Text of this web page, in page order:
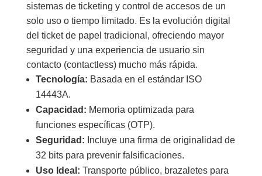
sistemas de ticketing y control de accesos de un
solo uso o tiempo limitado. Es la evolución digital
del ticket de papel tradicional, ofreciendo mayor
seguridad y una experiencia de usuario sin
contacto (contactless) mucho más rápida.
Tecnología: Basada en el estándar ISO
14443A.
Capacidad: Memoria optimizada para
funciones específicas (OTP).
Seguridad: Incluye una firma de originalidad de
32 bits para prevenir falsificaciones.
Uso Ideal: Transporte público, brazaletes para